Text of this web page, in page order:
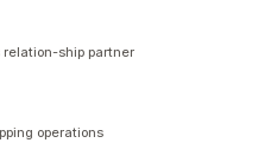
relation-ship partner
operations